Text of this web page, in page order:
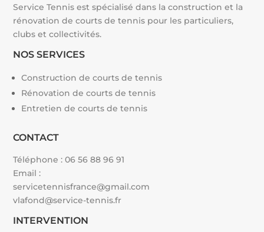
Service Tennis est spécialisé dans la construction et la
rénovation de courts de tennis pour les particuliers,
clubs et collectivités.
NOS SERVICES
Construction de courts de tennis
Rénovation de courts de tennis
Entretien de courts de tennis
CONTACT
Téléphone :06 56 88 96 91
Email :
servicetennisfrance@gmail.com
vlafond@service-tennis.fr
INTERVENTION